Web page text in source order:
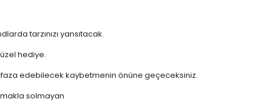
tarzınızı yansıtacak.
hediye.
edebilecek kaybetmenin önüne geçeceksiniz.
solmayan